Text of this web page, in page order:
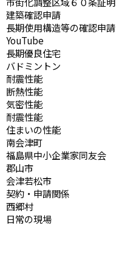
建築確認申請
長期使用構造等の確認申請
YouTube
長期優良住宅
バドミントン
耐震性能
断熱性能
気密性能
耐震性能
住まいの性能
南会津町
福島県中小企業家同友会
郡山市
会津若松市
契約・申請関係
西郷村
日常の現場